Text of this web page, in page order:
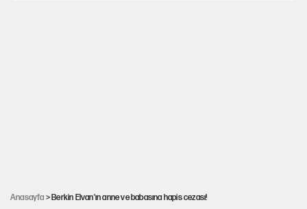
Anasayfa > Berkin Elvan'ın anne ve babasına hapis cezası!